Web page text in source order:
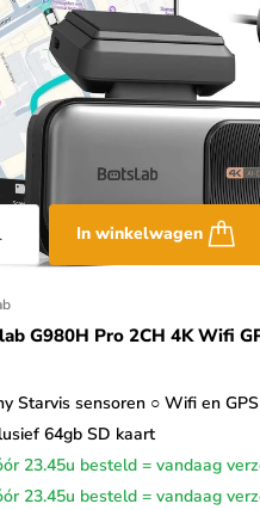
In winkelwagen
G980H Pro 2CH 4K Wifi
Starvis sensoren ○ Wifi en
64gb SD kaart
23.45u besteld = vandaag
23.45u besteld = vandaag